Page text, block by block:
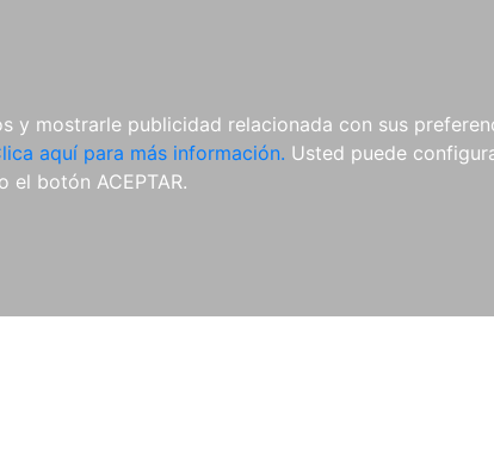
mostrarle publicidad relacionada con sus
aquí para más información. Usted puede
el botón ACEPTAR.
REVISTAS
CDS Y
DVDS
MATERIAL
COMPLEMENTARIO